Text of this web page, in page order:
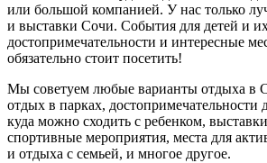
или большой компанией. У нас только
и выставки Сочи. События для детей и
достопримечательности и интересные
обязательно стоит посетить!
Мы советуем любые варианты отдыха в
отдых в парках, достопримечательности
куда можно сходить с ребенком,
спортивные мероприятия, места для
и отдыха с семьей, и многое другое.